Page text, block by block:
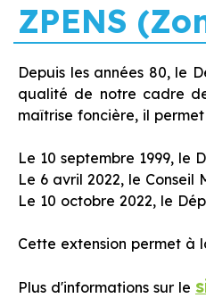
ZPENS
Depuis les années 80, le
qualité de notre cadre
maîtrise foncière, il
Le 10 septembre 1999, le
Le 6 avril 2022, le
Le 10 octobre 2022, le
Cette extension permet à
Plus d'informations sur le